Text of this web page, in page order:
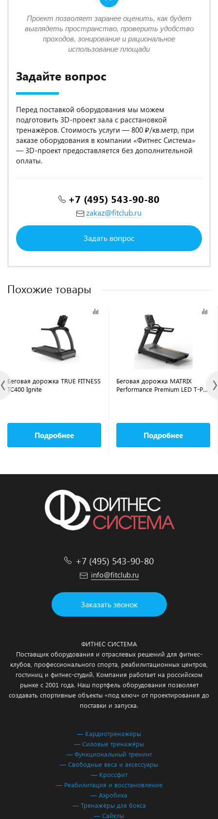
Задайте вопрос
Перед поставкой оборудования мы можем
подготовить 3D-проект зала с расстановкой
тренажёров. Стоимость услуги — 800 ₽/кв.метр, при
заказе оборудования в компании «Фитнес Система»
— 3D-проект предоставляется без дополнительной
оплаты.
+7 (495) 543-90-80
zakaz@fitclub.ru
Задать вопрос
Проект позволяет заранее оценить, как будет
выглядеть пространство, проверить удобство
проходов, зонирование и рациональное
использование площади
Похожие товары
Беговая дорожка TRUE FITNESS
TC400 Ignite
Подробнее
Беговая дорожка MATRIX
Performance Premium LED T-PS-
Подробнее
+7 (495) 543-90-80
info@fitclub.ru
Заказать звонок
ФИТНЕС СИСТЕМА
Поставщик оборудования и отраслевых решений для фитнес-
клубов, профессионального спорта, реабилитационных центров,
гостиниц и фитнес-студий. Компания работает на российском
рынке с 2001 года. Наш портфель оборудования позволяет
создавать спортивные объекты «под ключ» от проектирования до
поставки и запуска.
— Кардиотренажёры
— Силовые тренажёры
— Функциональный тренинг
— Свободные веса и аксессуары
— Кроссфит
— Реабилитация и восстановление
— Аэробика
— Тренажёры для бокса
— Сайклы